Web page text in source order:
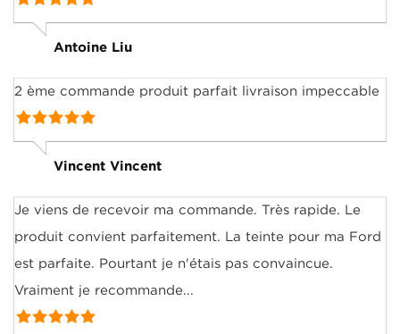
Antoine Liu
2 ème commande produit parfait livraison impeccable
Vincent Vincent
Je viens de recevoir ma commande. Très rapide. Le
produit convient parfaitement. La teinte pour ma Ford
est parfaite. Pourtant je n'étais pas convaincue.
Vraiment je recommande...